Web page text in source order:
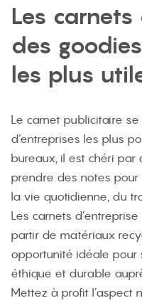
Les carnets
des
les plus
Le carnet publicitaire
d’entreprises les plus
bureaux, il est chéri par
prendre des notes pour
la vie quotidienne, du
Les carnets
partir de matériaux
opportunité idéale
éthique et durable
Mettez à profit l’aspect